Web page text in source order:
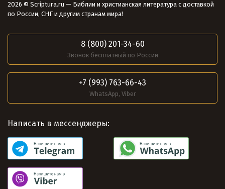
2026 © Scriptura.ru — Библии и христианская литература с доставкой
по России, СНГ и другим странам мира!
8 (800) 201-34-60
Звонок бесплатный по России
+7 (993) 763-66-43
WhatsApp, Viber
Написать в мессенджеры: